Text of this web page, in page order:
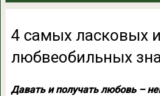
4 самых ласковых и
любвеобильных
Давать и получать любовь –